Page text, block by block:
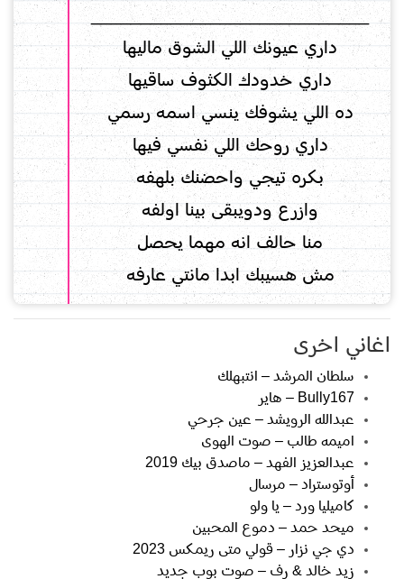
____________________________
داري عيونك اللي الشوق ماليها
داري خدودك الكثوف ساقيها
ده اللي يشوفك ينسي اسمه رسمي
داري روحك اللي نفسي فيها
بكره تيجي واحضنك بلهفه
وازرع ودويبقى بينا اولفه
منا حالف انه مهما يحصل
مش هسيبك ابدا مانتي عارفه
اغاني اخرى
سلطان المرشد – انتبهلك
Bully167 – هاير
عبدالله الرويشد – عين جرحي
اميمه طالب – صوت الهوى
عبدالعزيز الفهد – ماصدق بيك 2019
أوتوستراد – مرسال
كاميليا ورد – يا ولو
ميحد حمد – دموع المحبين
دي جي نزار – قولي متى ريمكس 2023
زيد خالد & رف – صوت بوب جديد